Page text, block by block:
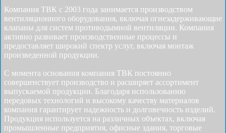
Компания ТВК с 2003 года занимается производством
вентиляционного оборудования, включая огнезадерживающие
клапаны для систем противодымной вентиляции. Компания
активно развивает производственные процессы и
предоставляет широкий спектр услуг, включая монтаж
произведенной продукции.
С момента основания компания ТВК постоянно
совершенствует производство и расширяет ассортимент
выпускаемой продукции. Благодаря использованию
передовых технологий и высокому качеству материалов
компания гарантирует надежность и долговечность изделий.
Продукция используется на различных объектах, включая
промышленные предприятия, офисные здания, торговые